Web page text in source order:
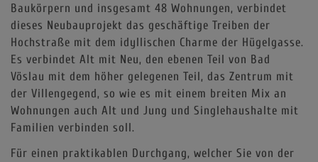
Baukörpern und insgesamt 48 Wohnungen, verbindet
dieses Neubauprojekt das geschäftige Treiben der
Hochstraße mit dem idyllischen Charme der Hügelgasse.
Es verbindet Alt mit Neu, den ebenen Teil von Bad
Vöslau mit dem höher gelegenen Teil, das Zentrum mit
der Villengegend, so wie es mit einem breiten Mix an
Wohnungen auch Alt und Jung und Singlehaushalte mit
Familien verbinden soll.
Für einen praktikablen Durchgang, welcher Sie von der